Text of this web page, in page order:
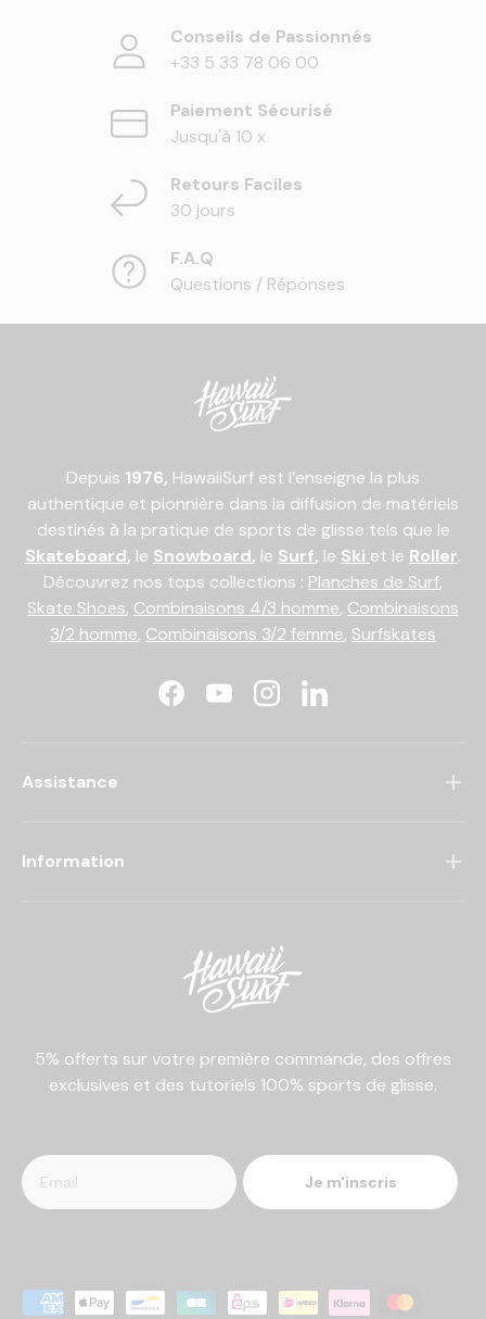
Conseils de Passionnés
+33 5 33 78 06 00
Paiement Sécurisé
Jusqu'à 10 x
Retours Faciles
30 jours
F.A.Q
Questions / Réponses
Depuis 1976, HawaiiSurf est l’enseigne la plus
authentique et pionnière dans la diffusion de matériels
destinés à la pratique de sports de glisse tels que le
Skateboard, le Snowboard, le Surf, le Ski et le Roller.
Découvrez nos tops collections : Planches de Surf,
Skate Shoes, Combinaisons 4/3 homme, Combinaisons
3/2 homme, Combinaisons 3/2 femme, Surfskates
FacebookYouTubeInstagramLinkedIn
Assistance
Information
5% offerts sur votre première commande, des offres
exclusives et des tutoriels 100% sports de glisse.
Je m'inscris
Moyens de paiement acceptés